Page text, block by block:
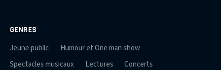
GENRES
Jeune public
Humour et One man show
Spectacles musicaux
Lectures
Concerts